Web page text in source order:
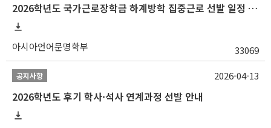
2026학년도 국가근로장학금 하계방학 집중근로 선발 일정 안내
아시아언어문명학부 33069
공지사항
2026학년도 후기 학사·석사 연계과정 선발 안내
2026-04-13